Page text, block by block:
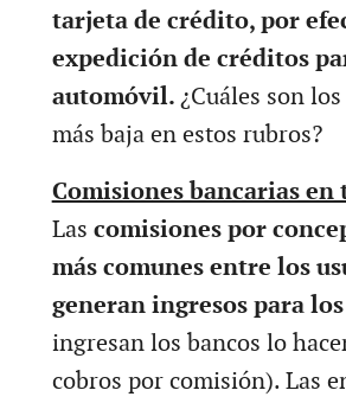
tarjeta de crédito, por
expedición de créditos
automóvil. ¿Cuáles son
más baja en estos rubros?
Comisiones bancarias
Las comisiones por
más comunes entre los
generan ingresos para
ingresan los bancos lo
cobros por comisión). Las